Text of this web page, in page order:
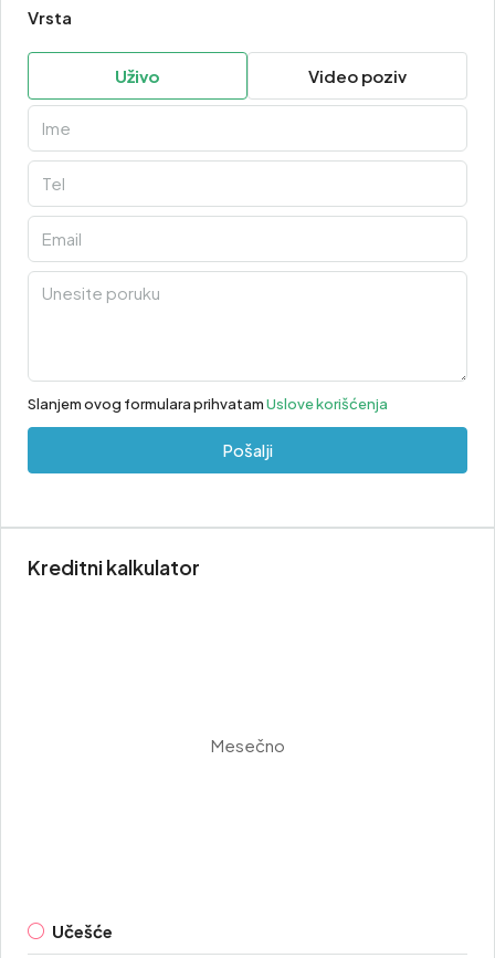
Vrsta
Uživo Video poziv
Slanjem ovog formulara prihvatamUslove korišćenja
Pošalji
Kreditni kalkulator
Mesečno
Učešće